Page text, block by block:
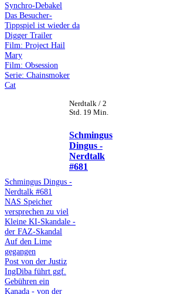
Synchro-Debakel
Das Besucher-
Tippspiel ist wieder da
Digger Trailer
Film: Project Hail
Mary
Film: Obsession
Serie: Chainsmoker
Cat
Nerdtalk / 2
Std. 19 Min.
Schmingus
Dingus -
Nerdtalk
#681
Schmingus Dingus -
Nerdtalk #681
NAS Speicher
versprechen zu viel
Kleine KI-Skandale -
der FAZ-Skandal
Auf den Lime
gegangen
Post von der Justiz
IngDiba führt ggf.
Gebühren ein
Kanada - von der